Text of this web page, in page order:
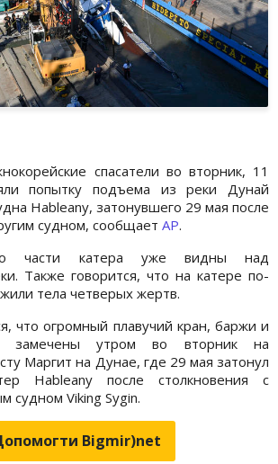
спасатели во вторник, 11
попытку подъема из реки Дунай
Hableany, затонувшего 29 мая после
судном, сообщает АР.
части катера уже видны над
Также говорится, что на катере по-
тела четверых жертв.
что огромный плавучий кран, баржи и
замечены утром во вторник на
Маргит на Дунае, где 29 мая затонул
Hableany после столкновения с
судном Viking Sygin.
Bigmir)net